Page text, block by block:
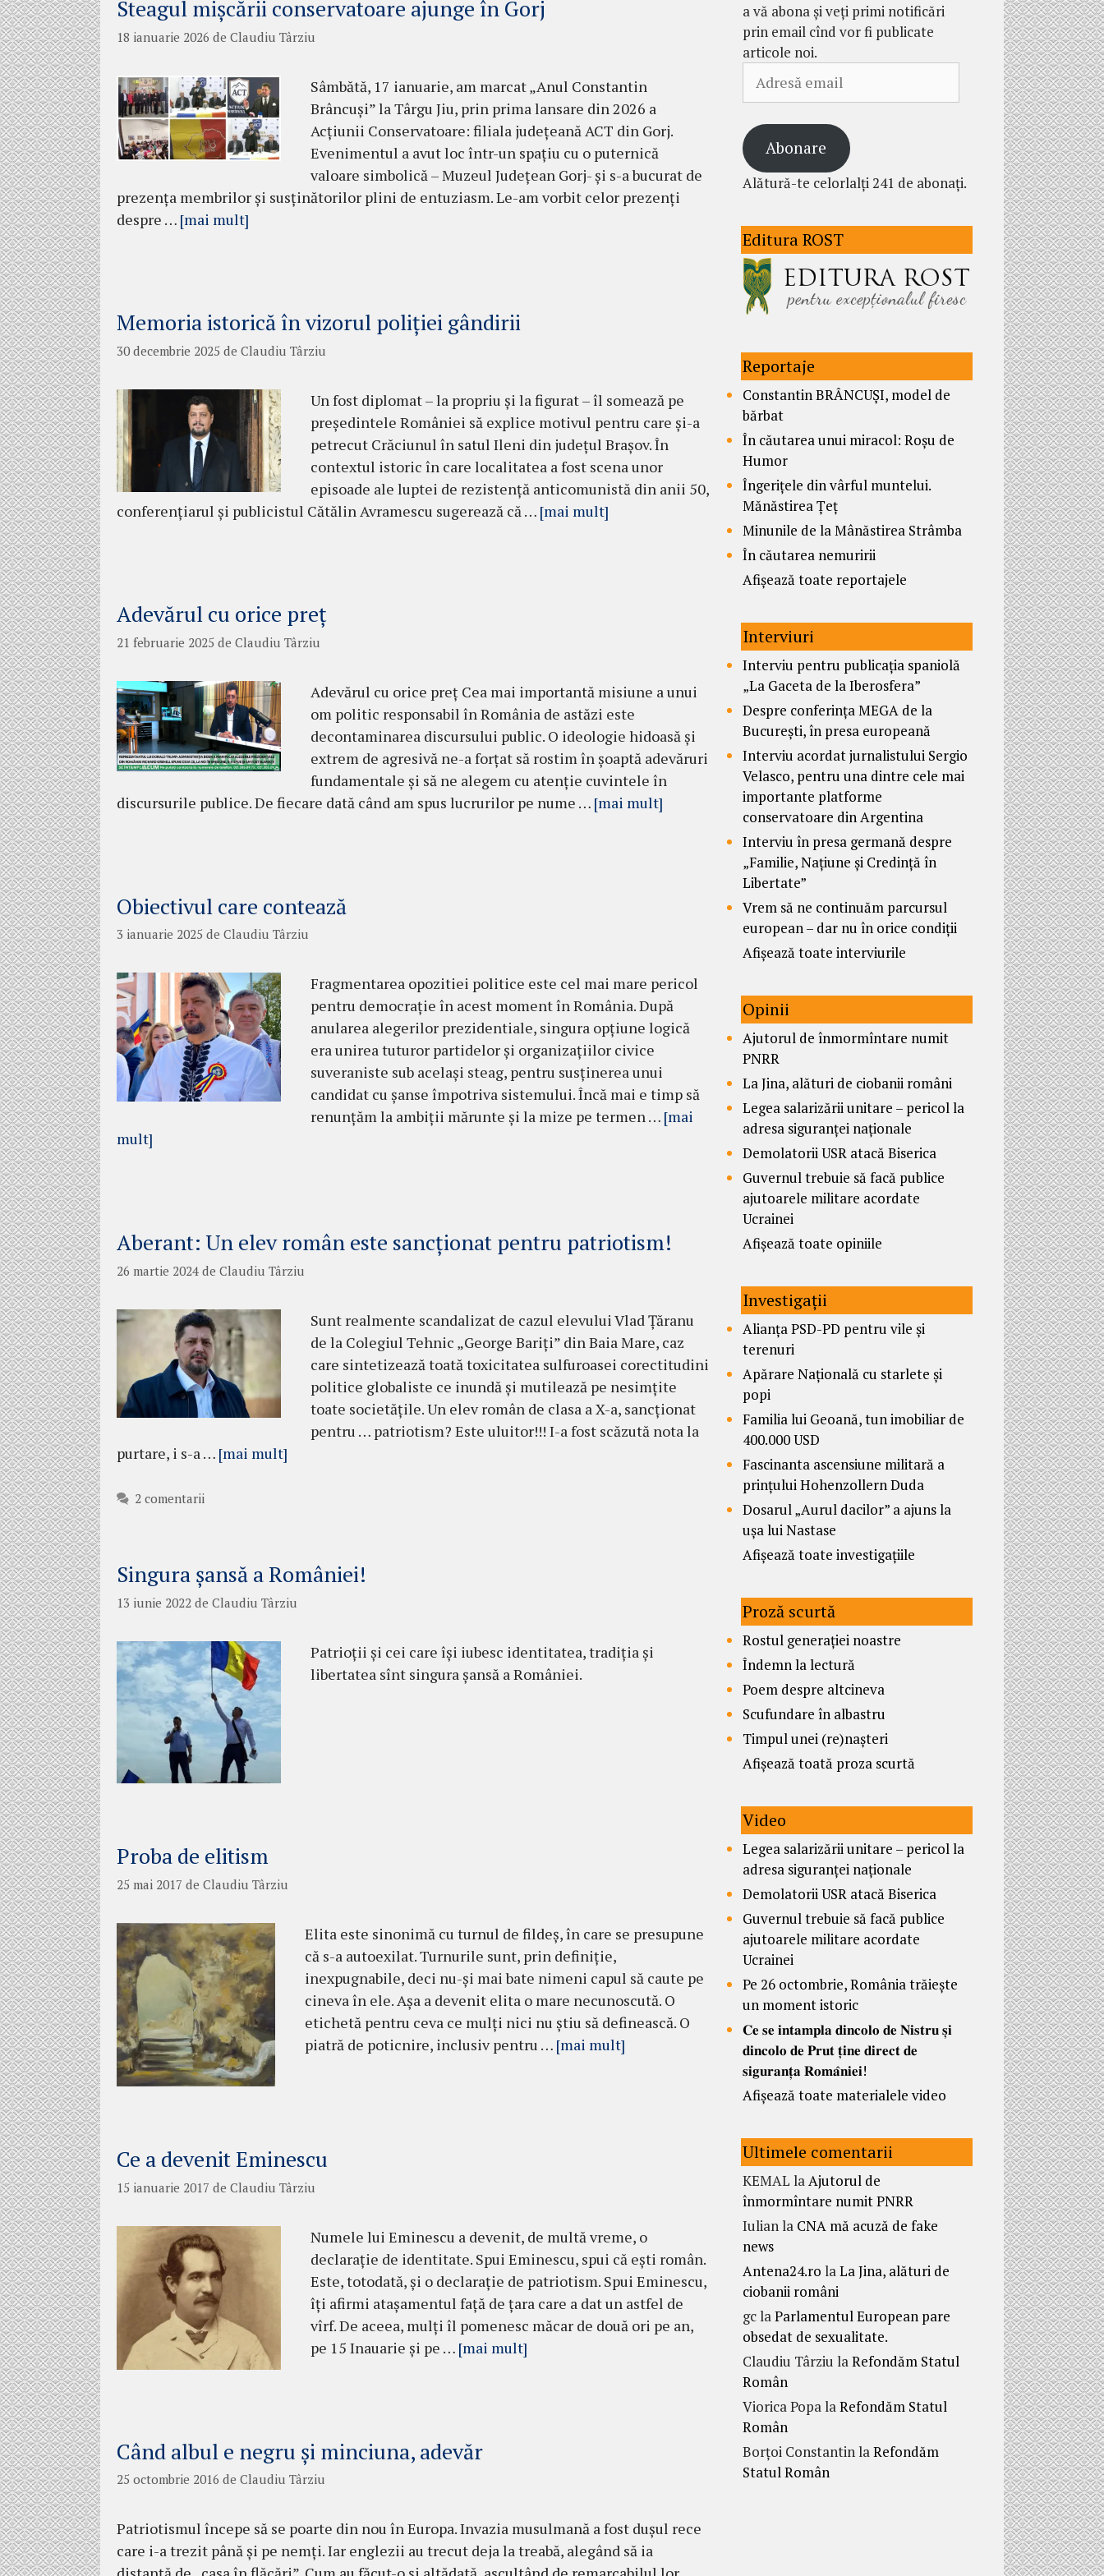
Steagul mișcării conservatoare ajunge în Gorj
18 ianuarie 2026 de Claudiu Târziu
Sâmbătă, 17 ianuarie, am marcat „Anul Constantin
Brâncuși” la Târgu Jiu, prin prima lansare din 2026 a
Acțiunii Conservatoare: filiala județeană ACT din Gorj.
Evenimentul a avut loc într-un spațiu cu o puternică
valoare simbolică – Muzeul Județean Gorj- și s-a bucurat de
prezența membrilor și susținătorilor plini de entuziasm. Le-am vorbit celor prezenți
despre … [mai mult]
Memoria istorică în vizorul poliției gândirii
30 decembrie 2025 de Claudiu Târziu
Un fost diplomat – la propriu și la figurat – îl somează pe
președintele României să explice motivul pentru care și-a
petrecut Crăciunul în satul Ileni din județul Brașov. În
contextul istoric în care localitatea a fost scena unor
episoade ale luptei de rezistență anticomunistă din anii 50,
conferențiarul și publicistul Cătălin Avramescu sugerează că … [mai mult]
Adevărul cu orice preț
21 februarie 2025 de Claudiu Târziu
Adevărul cu orice preț Cea mai importantă misiune a unui
om politic responsabil în România de astăzi este
decontaminarea discursului public. O ideologie hidoasă și
extrem de agresivă ne-a forțat să rostim în șoaptă adevăruri
fundamentale și să ne alegem cu atenție cuvintele în
discursurile publice. De fiecare dată când am spus lucrurilor pe nume … [mai mult]
Obiectivul care contează
3 ianuarie 2025 de Claudiu Târziu
Fragmentarea opozitiei politice este cel mai mare pericol
pentru democrație în acest moment în România. După
anularea alegerilor prezidentiale, singura opțiune logică
era unirea tuturor partidelor și organizațiilor civice
suveraniste sub același steag, pentru susținerea unui
candidat cu șanse împotriva sistemului. Încă mai e timp să
renunțăm la ambiții mărunte și la mize pe termen … [mai
mult]
Aberant: Un elev român este sancționat pentru patriotism!
26 martie 2024 de Claudiu Târziu
Sunt realmente scandalizat de cazul elevului Vlad Țăranu
de la Colegiul Tehnic „George Bariți” din Baia Mare, caz
care sintetizează toată toxicitatea sulfuroasei corectitudini
politice globaliste ce inundă și mutilează pe nesimțite
toate societățile. Un elev român de clasa a X-a, sancționat
pentru … patriotism? Este uluitor!!! I-a fost scăzută nota la
purtare, i s-a … [mai mult]
2 comentarii
Singura șansă a României!
13 iunie 2022 de Claudiu Târziu
Patrioții și cei care își iubesc identitatea, tradiția și
libertatea sînt singura șansă a României.
Proba de elitism
25 mai 2017 de Claudiu Târziu
Elita este sinonimă cu turnul de fildeș, în care se presupune
că s-a autoexilat. Turnurile sunt, prin definiție,
inexpugnabile, deci nu-și mai bate nimeni capul să caute pe
cineva în ele. Așa a devenit elita o mare necunoscută. O
etichetă pentru ceva ce mulți nici nu știu să definească. O
piatră de poticnire, inclusiv pentru … [mai mult]
Ce a devenit Eminescu
15 ianuarie 2017 de Claudiu Târziu
Numele lui Eminescu a devenit, de multă vreme, o
declarație de identitate. Spui Eminescu, spui că ești român.
Este, totodată, și o declarație de patriotism. Spui Eminescu,
îți afirmi atașamentul față de țara care a dat un astfel de
vîrf. De aceea, mulți îl pomenesc măcar de două ori pe an,
pe 15 Inauarie și pe … [mai mult]
Când albul e negru şi minciuna, adevăr
25 octombrie 2016 de Claudiu Târziu
Patriotismul începe să se poarte din nou în Europa. Invazia musulmană a fost duşul rece
care i-a trezit până şi pe nemţi. Iar englezii au trecut deja la treabă, alegând să ia
a vă abona și veți primi notificări
prin email cînd vor fi publicate
articole noi.
email
Abonare
Alătură-te celorlalți 241 de abonați.
Editura ROST
Reportaje
Constantin BRÂNCUȘI, model de
bărbat
În căutarea unui miracol: Roșu de
Humor
Îngerițele din vârful muntelui.
Mănăstirea Țeț
Minunile de la Mânăstirea Strâmba
În căutarea nemuririi
Afișează toate reportajele
Interviuri
Interviu pentru publicația spaniolă
„La Gaceta de la Iberosfera”
Despre conferința MEGA de la
București, în presa europeană
Interviu acordat jurnalistului Sergio
Velasco, pentru una dintre cele mai
importante platforme
conservatoare din Argentina
Interviu în presa germană despre
„Familie, Națiune și Credință în
Libertate”
Vrem să ne continuăm parcursul
european – dar nu în orice condiții
Afișează toate interviurile
Opinii
Ajutorul de înmormîntare numit
PNRR
La Jina, alături de ciobanii români
Legea salarizării unitare – pericol la
adresa siguranței naționale
Demolatorii USR atacă Biserica
Guvernul trebuie să facă publice
ajutoarele militare acordate
Ucrainei
Afișează toate opiniile
Investigații
Alianța PSD-PD pentru vile și
terenuri
Apărare Națională cu starlete și
popi
Familia lui Geoană, tun imobiliar de
400.000 USD
Fascinanta ascensiune militară a
prințului Hohenzollern Duda
Dosarul „Aurul dacilor” a ajuns la
ușa lui Nastase
Afișează toate investigațiile
Proză scurtă
Rostul generației noastre
Îndemn la lectură
Poem despre altcineva
Scufundare în albastru
Timpul unei (re)nașteri
Afișează toată proza scurtă
Video
Legea salarizării unitare – pericol la
adresa siguranței naționale
Demolatorii USR atacă Biserica
Guvernul trebuie să facă publice
ajutoarele militare acordate
Ucrainei
Pe 26 octombrie, România trăiește
un moment istoric
𝐂𝐞 𝐬𝐞 𝐢𝐧𝐭𝐚𝐦𝐩𝐥𝐚 𝐝𝐢𝐧𝐜𝐨𝐥𝐨 𝐝𝐞 𝐍𝐢𝐬𝐭𝐫𝐮 𝐬̦𝐢
𝐝𝐢𝐧𝐜𝐨𝐥𝐨 𝐝𝐞 𝐏𝐫𝐮𝐭 𝐭̦𝐢𝐧𝐞 𝐝𝐢𝐫𝐞𝐜𝐭 𝐝𝐞
𝐬𝐢𝐠𝐮𝐫𝐚𝐧𝐭̦𝐚 𝐑𝐨𝐦𝐚̂𝐧𝐢𝐞𝐢!
Afișează toate materialele video
Ultimele comentarii
KEMAL laAjutorul de
înmormîntare numit PNRR
Iulianla CNA mă acuză de fake
news
Antena24.ro laLa Jina, alături de
ciobanii români
gclaParlamentul European pare
obsedat de sexualitate.
Claudiu Târziu laRefondăm Statul
Român
Viorica PopalaRefondăm Statul
Român
Borțoi ConstantinlaRefondăm
Statul Român